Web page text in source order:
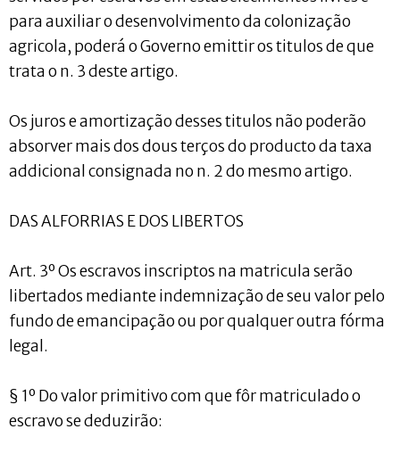
para auxiliar o desenvolvimento da colonização
agricola, poderá o Governo emittir os titulos de que
trata o n. 3 deste artigo.
Os juros e amortização desses titulos não poderão
absorver mais dos dous terços do producto da taxa
addicional consignada no n. 2 do mesmo artigo.
DAS ALFORRIAS E DOS LIBERTOS
Art. 3º Os escravos inscriptos na matricula serão
libertados mediante indemnização de seu valor pelo
fundo de emancipação ou por qualquer outra fórma
legal.
§ 1º Do valor primitivo com que fôr matriculado o
escravo se deduzirão: